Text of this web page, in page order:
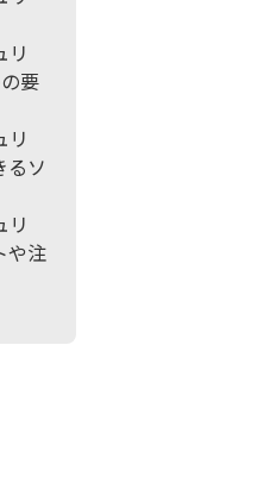
リ
要
リ
るソ
リ
や注